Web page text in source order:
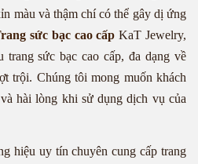
màu và thậm chí có thể gây dị ứng
sức bạc cao cấp KaT Jewelry,
trang sức bạc cao cấp, đa dạng về
trội. Chúng tôi mong muốn khách
hài lòng khi sử dụng dịch vụ của
hiệu uy tín chuyên cung cấp trang